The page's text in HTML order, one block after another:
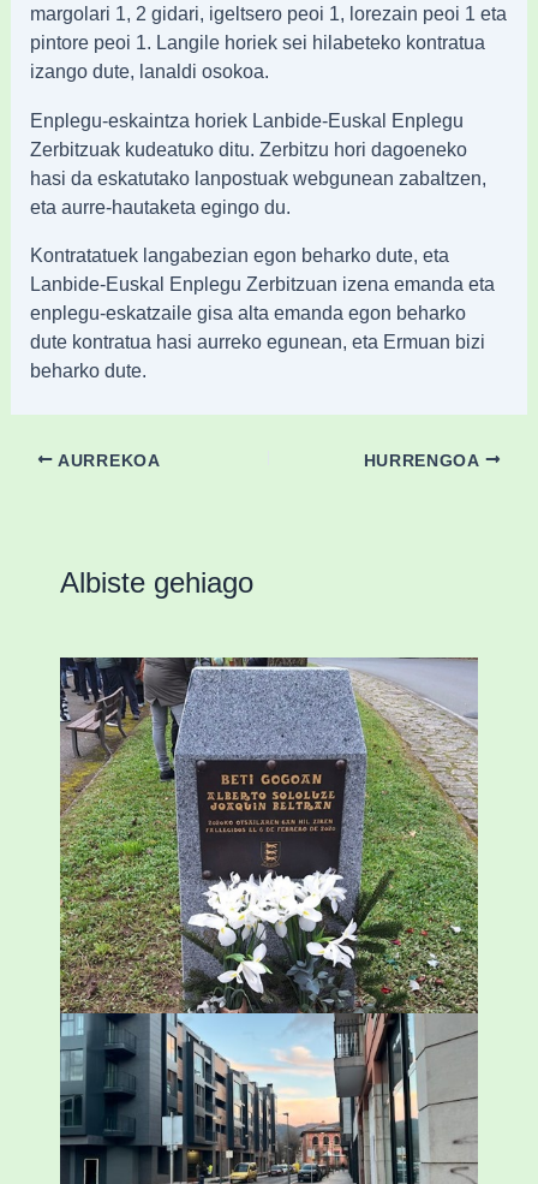
margolari 1, 2 gidari, igeltsero peoi 1, lorezain peoi 1 eta
pintore peoi 1. Langile horiek sei hilabeteko kontratua
izango dute, lanaldi osokoa.
Enplegu-eskaintza horiek Lanbide-Euskal Enplegu
Zerbitzuak kudeatuko ditu. Zerbitzu hori dagoeneko
hasi da eskatutako lanpostuak webgunean zabaltzen,
eta aurre-hautaketa egingo du.
Kontratatuek langabezian egon beharko dute, eta
Lanbide-Euskal Enplegu Zerbitzuan izena emanda eta
enplegu-eskatzaile gisa alta emanda egon beharko
dute kontratua hasi aurreko egunean, eta Ermuan bizi
beharko dute.
AURREKOA HURRENGOA
Albiste gehiago
«Azkenengo 40 urteetan Zaldibar jo zuen
ingurumen-hondamendirik larriena»
ESKUALDEA,ZALDIBAR/2024-02-06